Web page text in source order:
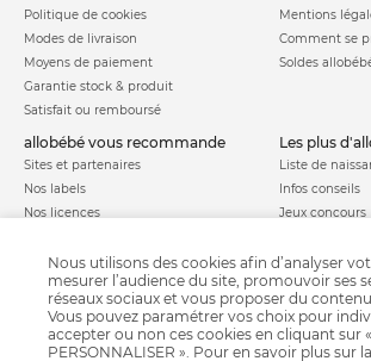
Politique de cookies
Modes de livraison
Moyens de paiement
Garantie stock & produit
Satisfait ou remboursé
Mentions
Comment se
Soldes
allobébé vous recommande
Sites et partenaires
Nos labels
Nos licences
les plus
Liste de
Infos conseils
Jeux concours
Parrainage
Paiement
Charte
Nous utilisons des cookies afin d’analyser
mesurer l’audience du site, promouvoir ses
réseaux sociaux et vous proposer du
Vous pouvez paramétrer vos choix pour
accepter ou non ces cookies en cliquant sur «
PERSONNALISER ». Pour en savoir plus sur